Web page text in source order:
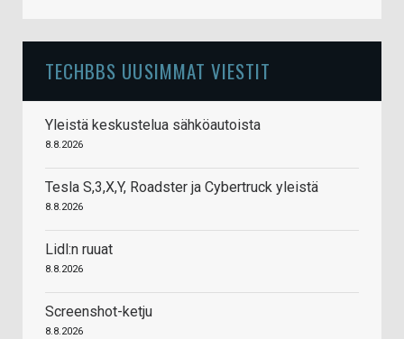
TECHBBS UUSIMMAT VIESTIT
Yleistä keskustelua sähköautoista
8.8.2026
Tesla S,3,X,Y, Roadster ja Cybertruck yleistä
8.8.2026
Lidl:n ruuat
8.8.2026
Screenshot-ketju
8.8.2026